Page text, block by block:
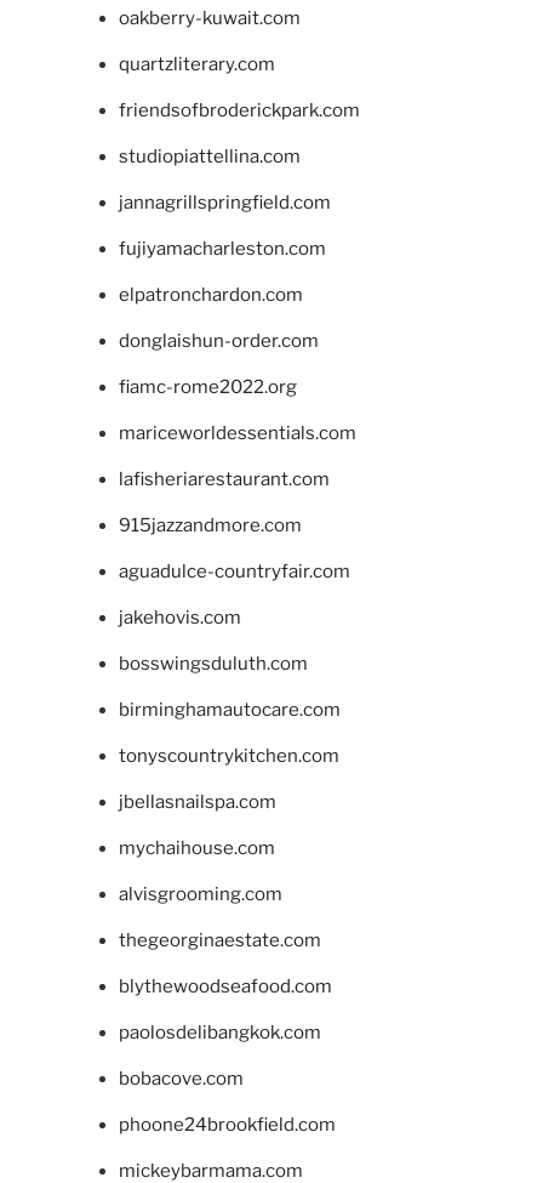
oakberry-kuwait.com
quartzliterary.com
friendsofbroderickpark.com
studiopiattellina.com
jannagrillspringfield.com
fujiyamacharleston.com
elpatronchardon.com
donglaishun-order.com
fiamc-rome2022.org
mariceworldessentials.com
lafisheriarestaurant.com
915jazzandmore.com
aguadulce-countryfair.com
jakehovis.com
bosswingsduluth.com
birminghamautocare.com
tonyscountrykitchen.com
jbellasnailspa.com
mychaihouse.com
alvisgrooming.com
thegeorginaestate.com
blythewoodseafood.com
paolosdelibangkok.com
bobacove.com
phoone24brookfield.com
mickeybarmama.com